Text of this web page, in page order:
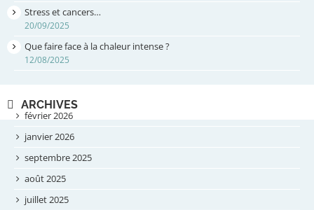
Stress et cancers…
20/09/2025
Que faire face à la chaleur intense ?
12/08/2025
ARCHIVES
février 2026
janvier 2026
septembre 2025
août 2025
juillet 2025